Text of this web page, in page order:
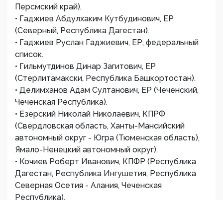
Персмский край).
• Гаджиев Абдулхаким Кутбудинович, ЕР
(Северный, Республика Дагестан).
• Гаджиев Руслан Гаджиевич, ЕР, федеральный
список.
• Гильмутдинов Динар Загитович, ЕР
(Стерлитамакски, Республика Башкортостан).
• Делимханов Адам Султанович, ЕР (Чеченский,
Чеченская Республика).
• Езерский Николай Николаевич, КПРФ
(Свердловская область, Ханты-Мансийский
автономный округ - Югра (Тюменская область),
Ямало-Ненецкий автономный округ).
• Кочиев Роберт Иванович, КПФР (Республика
Дагестан, Республика Ингушетия, Республика
Северная Осетия - Алания, Чеченская
Республика).